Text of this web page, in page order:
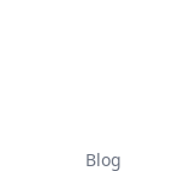
Blog